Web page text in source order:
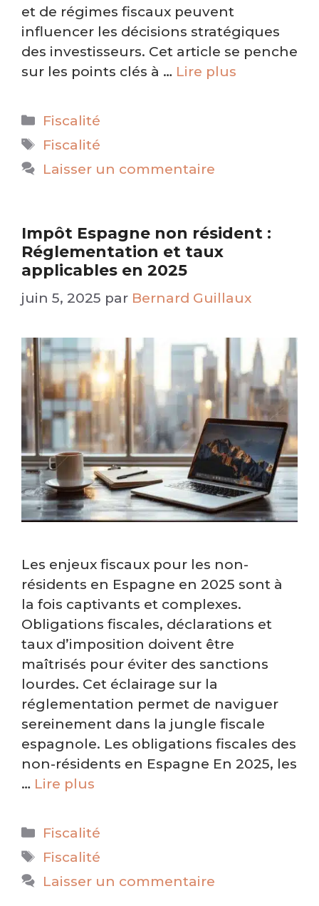
et de régimes fiscaux peuvent
influencer les décisions stratégiques
des investisseurs. Cet article se penche
sur les points clés à … Lire plus
Catégories
Fiscalité
Étiquettes
Fiscalité
Laisser un commentaire
Impôt Espagne non résident :
Réglementation et taux
applicables en 2025
juin 5, 2025 par Bernard Guillaux
Les enjeux fiscaux pour les non-
résidents en Espagne en 2025 sont à
la fois captivants et complexes.
Obligations fiscales, déclarations et
taux d’imposition doivent être
maîtrisés pour éviter des sanctions
lourdes. Cet éclairage sur la
réglementation permet de naviguer
sereinement dans la jungle fiscale
espagnole. Les obligations fiscales des
non-résidents en Espagne En 2025, les
… Lire plus
Catégories
Fiscalité
Étiquettes
Fiscalité
Laisser un commentaire